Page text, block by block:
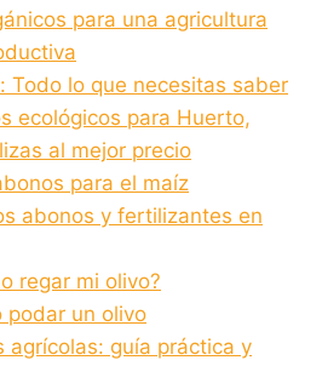
para una agricultura
Todo lo que necesitas saber
ecológicos para Huerto,
al mejor precio
para el maíz
abonos y fertilizantes en
regar mi olivo?
podar un olivo
agrícolas: guía práctica y